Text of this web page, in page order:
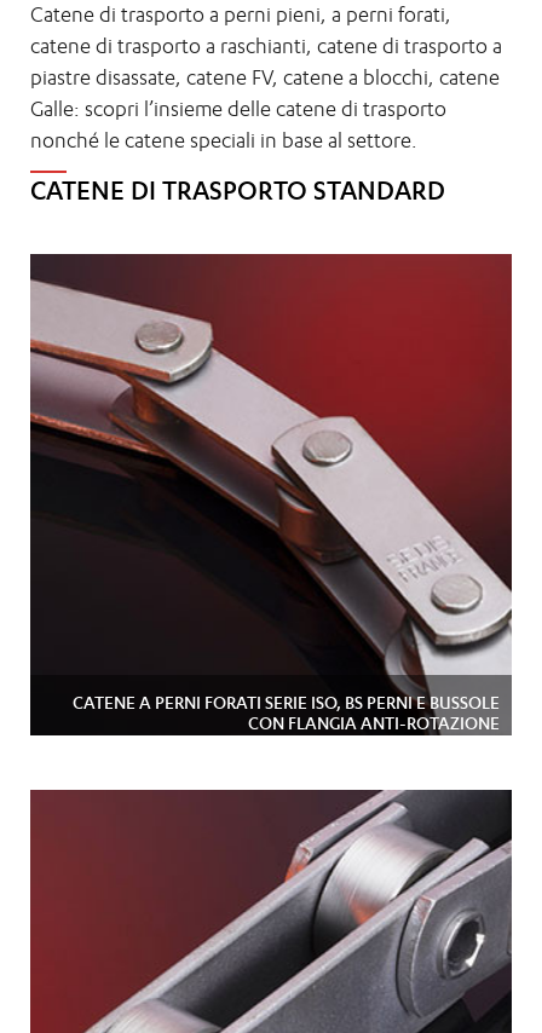
Catene di trasporto a perni pieni, a perni forati,
catene di trasporto a raschianti, catene di trasporto a
piastre disassate, catene FV, catene a blocchi, catene
Galle: scopri l’insieme delle catene di trasporto
nonché le catene speciali in base al settore.
CATENE DI TRASPORTO STANDARD
CATENE A PERNI FORATI SERIE ISO, BS PERNI E BUSSOLE
CON FLANGIA ANTI-ROTAZIONE